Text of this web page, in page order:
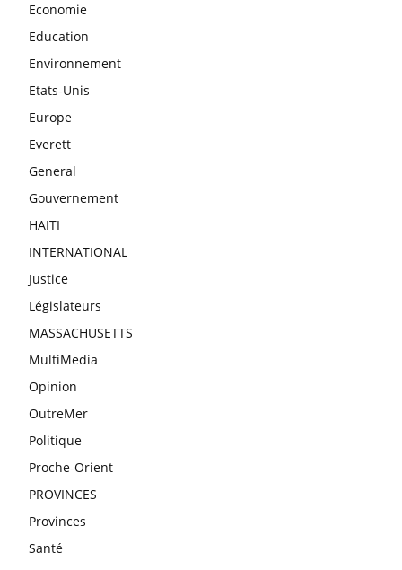
Economie
Education
Environnement
Etats-Unis
Europe
Everett
General
Gouvernement
HAITI
INTERNATIONAL
Justice
Législateurs
MASSACHUSETTS
MultiMedia
Opinion
OutreMer
Politique
Proche-Orient
PROVINCES
Provinces
Santé